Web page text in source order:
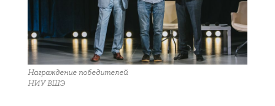
Награждение победителей
НИУ ВШЭ